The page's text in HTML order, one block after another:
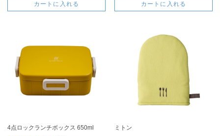
カートに入れる カートに入れる
4点ロックランチボックス 650ml ミトン